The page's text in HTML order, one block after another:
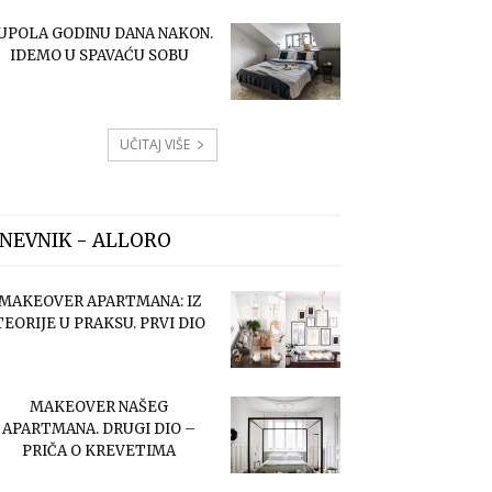
GODINU DANA NAKON.
IDEMO U SPAVAĆU SOBU
UČITAJ VIŠE
- ALLORO
APARTMANA: IZ
U PRAKSU. PRVI DIO
MAKEOVER NAŠEG
APARTMANA. DRUGI DIO –
PRIČA O KREVETIMA